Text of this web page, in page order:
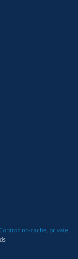
no-cache, private